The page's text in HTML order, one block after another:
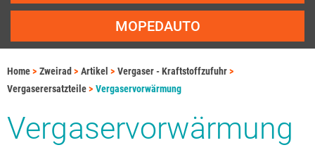
MOPEDAUTO
Home Zweirad Artikel
Vergaser - Kraftstoffzufuhr
Vergaserersatzteile
Vergaservorwärmung
Vergaservorwärmung